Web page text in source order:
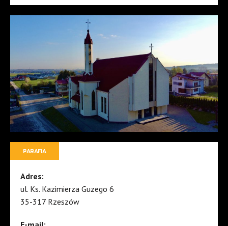
PARAFIA
Adres:
ul. Ks. Kazimierza Guzego 6
35-317 Rzeszów